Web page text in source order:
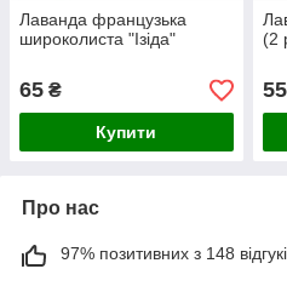
Лаванда французька
широколиста "Ізіда"
65 ₴
Купити
(2
55
Про нас
97% позитивних з 148